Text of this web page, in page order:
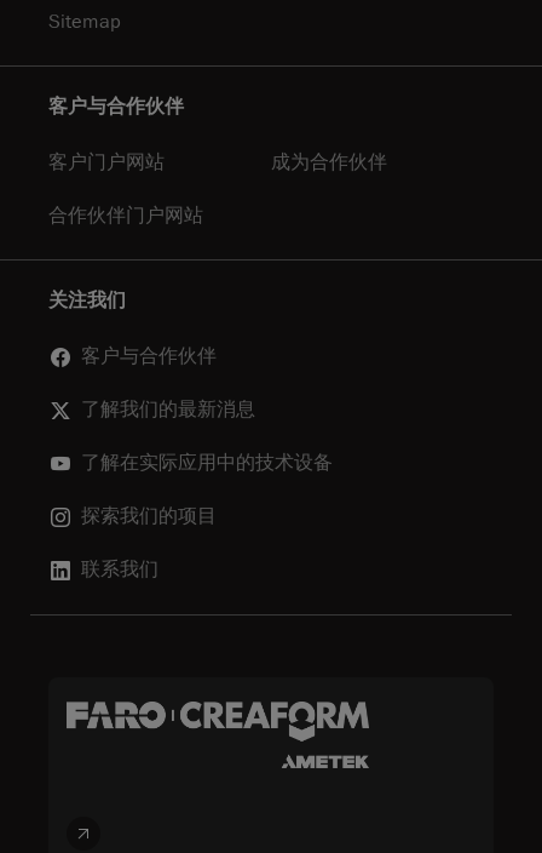
Sitemap
客户与合作伙伴
客户门户网站 成为合作伙伴
合作伙伴门户网站
关注我们
客户与合作伙伴
了解我们的最新消息
了解在实际应用中的技术设备
探索我们的项目
联系我们